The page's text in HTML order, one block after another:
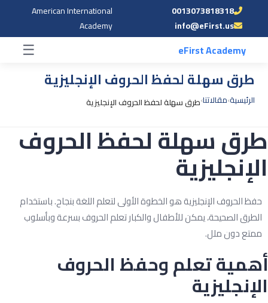
0013073818318
info@eFirst.us
American International
Academy
eFirst Academy
☰
طرق سهلة لحفظ الحروف الإنجليزية
الرئيسية›مقالاتنا›طرق سهلة لحفظ الحروف الإنجليزية
سهلة لحفظ الحروف
الحروف الإنجليزية هو الخطوة الأولى لتعلم اللغة بنجاح. باستخدام
الصحيحة، يمكن للأطفال والكبار تعلم الحروف بسرعة وبأسلوب
دون ملل.
تعلم وحفظ الحروف